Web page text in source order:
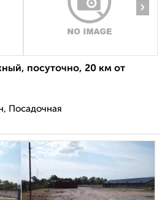
›
посуточно, 20 км от
Посадочная